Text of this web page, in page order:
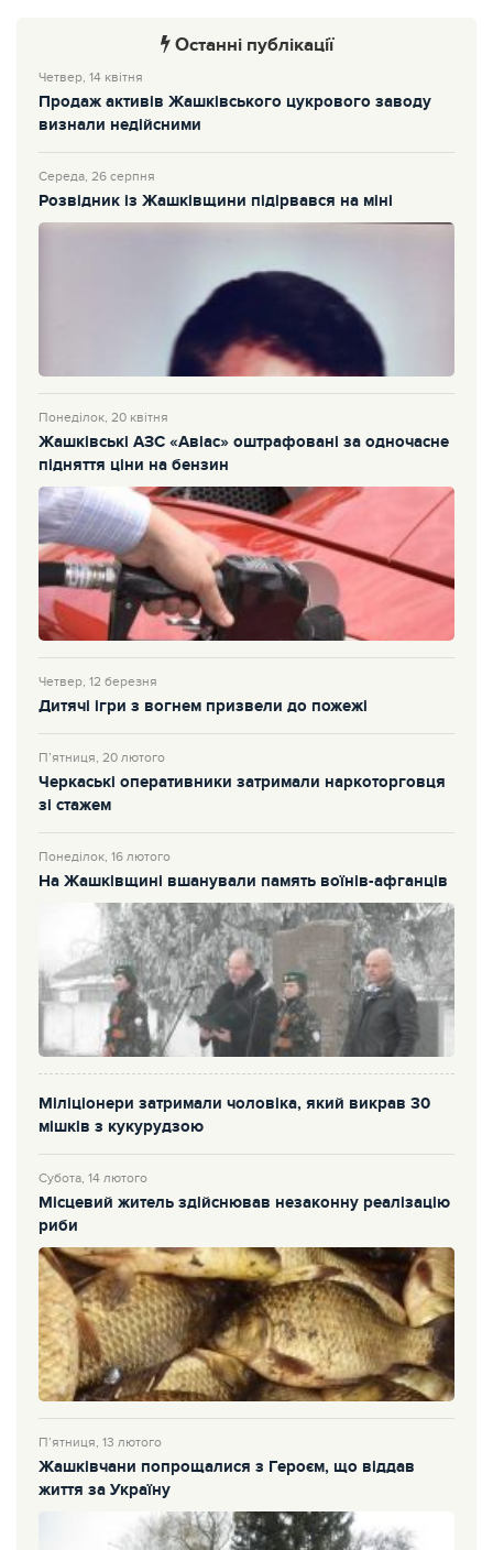
Останні публікації
Четвер, 14 квітня
Продаж активів Жашківського цукрового заводу
визнали недійсними
Середа, 26 серпня
Розвідник із Жашківщини підірвався на міні
Понеділок, 20 квітня
Жашківські АЗС «Авіас» оштрафовані за одночасне
підняття ціни на бензин
Четвер, 12 березня
Дитячі ігри з вогнем призвели до пожежі
П’ятниця, 20 лютого
Черкаські оперативники затримали наркоторговця
зі стажем
Понеділок, 16 лютого
На Жашківщині вшанували память воїнів-афганців
Міліціонери затримали чоловіка, який викрав 30
мішків з кукурудзою
Субота, 14 лютого
Місцевий житель здійснював незаконну реалізацію
риби
П’ятниця, 13 лютого
Жашківчани попрощалися з Героєм, що віддав
життя за Україну